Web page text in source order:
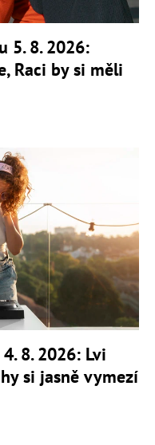
5. 8. 2026:
Raci by si měli
8. 2026: Lvi
si jasně vymezí